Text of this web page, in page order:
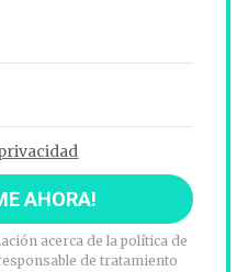
acerca de la política de
de tratamiento